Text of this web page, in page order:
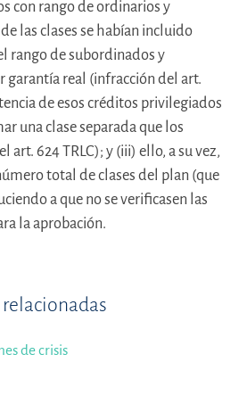
con rango de ordinarios y
las clases se habían incluido
rango de subordinados y
garantía real (infracción del art.
de esos créditos privilegiados
una clase separada que los
art. 624 TRLC); y (iii) ello, a su vez,
total de clases del plan (que
a que no se verificasen las
la aprobación.
de crisis